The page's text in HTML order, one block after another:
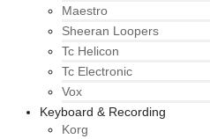
Maestro
Sheeran Loopers
Tc Helicon
Tc Electronic
Vox
Keyboard & Recording
Korg